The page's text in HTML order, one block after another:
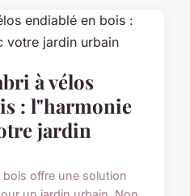
à vélos
: l"harmonie
jardin
bois offre une solution